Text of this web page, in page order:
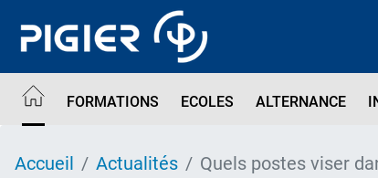
contenu
FORMATIONS ECOLES ALTERNANCE
Accueil Actualités Quels postes viser